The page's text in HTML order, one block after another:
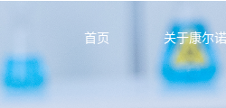
首页 关于康尔诺